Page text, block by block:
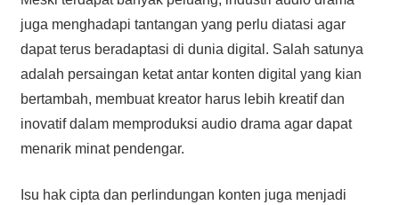
juga menghadapi tantangan yang perlu diatasi agar
dapat terus beradaptasi di dunia digital. Salah satunya
adalah persaingan ketat antar konten digital yang kian
bertambah, membuat kreator harus lebih kreatif dan
inovatif dalam memproduksi audio drama agar dapat
menarik minat pendengar.
Isu hak cipta dan perlindungan konten juga menjadi